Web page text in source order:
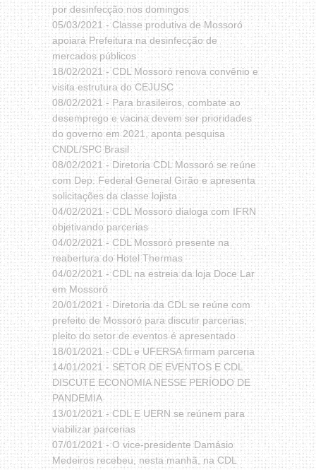
por desinfecção nos domingos
05/03/2021 -Classe produtiva de Mossoró
apoiará Prefeitura na desinfecção de
mercados públicos
18/02/2021 -CDL Mossoró renova convênio e
visita estrutura do CEJUSC
08/02/2021 -Para brasileiros, combate ao
desemprego e vacina devem ser prioridades
do governo em 2021, aponta pesquisa
CNDL/SPC Brasil
08/02/2021 -Diretoria CDL Mossoró se reúne
com Dep. Federal General Girão e apresenta
solicitações da classe lojista
04/02/2021 -CDL Mossoró dialoga com IFRN
objetivando parcerias
04/02/2021 -CDL Mossoró presente na
reabertura do Hotel Thermas
04/02/2021 -CDL na estreia da loja Doce Lar
em Mossoró
20/01/2021 -Diretoria da CDL se reúne com
prefeito de Mossoró para discutir parcerias;
pleito do setor de eventos é apresentado
18/01/2021 -CDL e UFERSA firmam parceria
14/01/2021 -SETOR DE EVENTOS E CDL
DISCUTE ECONOMIA NESSE PERÍODO DE
PANDEMIA
13/01/2021 -CDL E UERN se reúnem para
viabilizar parcerias
07/01/2021 -O vice-presidente Damásio
Medeiros recebeu, nesta manhã, na CDL